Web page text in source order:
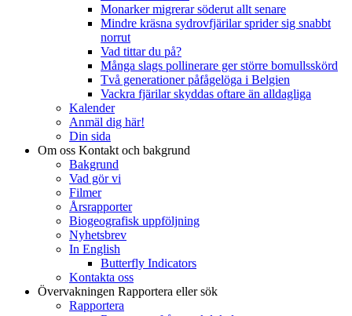
Monarker migrerar söderut allt senare
Mindre kräsna sydrovfjärilar sprider sig snabbt
norrut
Vad tittar du på?
Många slags pollinerare ger större bomullsskörd
Två generationer påfågelöga i Belgien
Vackra fjärilar skyddas oftare än alldagliga
Kalender
Anmäl dig här!
Din sida
Om oss Kontakt och bakgrund
Bakgrund
Vad gör vi
Filmer
Årsrapporter
Biogeografisk uppföljning
Nyhetsbrev
In English
Butterfly Indicators
Kontakta oss
Övervakningen Rapportera eller sök
Rapportera